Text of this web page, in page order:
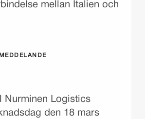
mellan Italien och
Nurminen Logistics
den 18 mars